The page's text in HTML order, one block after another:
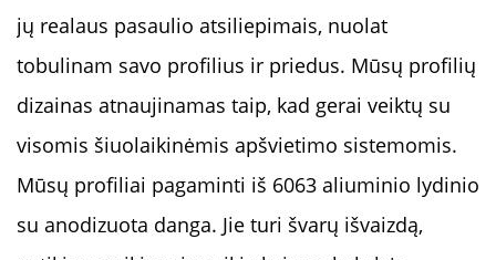
jų realaus pasaulio atsiliepimais, nuolat
tobulinam savo profilius ir priedus. Mūsų profilių
dizainas atnaujinamas taip, kad gerai veiktų su
visomis šiuolaikinėmis apšvietimo sistemomis.
Mūsų profiliai pagaminti iš 6063 aliuminio lydinio
su anodizuota danga. Jie turi švarų išvaizdą,